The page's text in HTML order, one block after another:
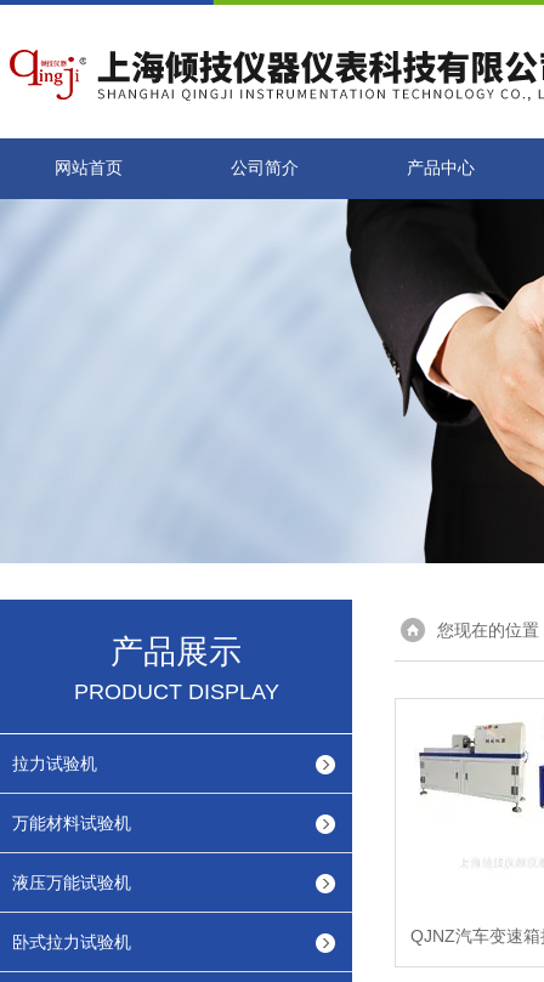
网站首页 公司简介 产品中心
产品展示
PRODUCT DISPLAY
拉力试验机
万能材料试验机
液压万能试验机
卧式拉力试验机
您现在的位置
QJNZ汽车变速